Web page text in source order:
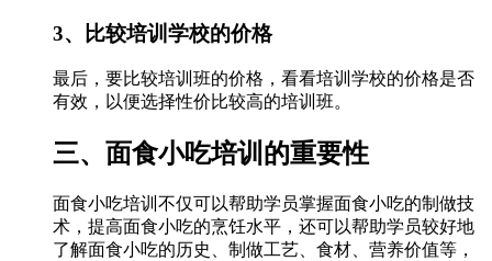
3、比较培训学校的价格
最后，要比较培训班的价格，看看培训学校的价格是否
有效，以便选择性价比较高的培训班。
三、面食小吃培训的重要性
面食小吃培训不仅可以帮助学员掌握面食小吃的制做技
术，提高面食小吃的烹饪水平，还可以帮助学员较好地
了解面食小吃的历史、制做工艺、食材、营养价值等，